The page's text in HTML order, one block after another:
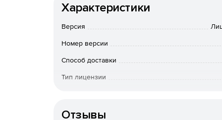
Использование аналитики, основанной на
Характеристики
Версия
Номер версии
Способ доставки
Тип лицензии
Отзывы